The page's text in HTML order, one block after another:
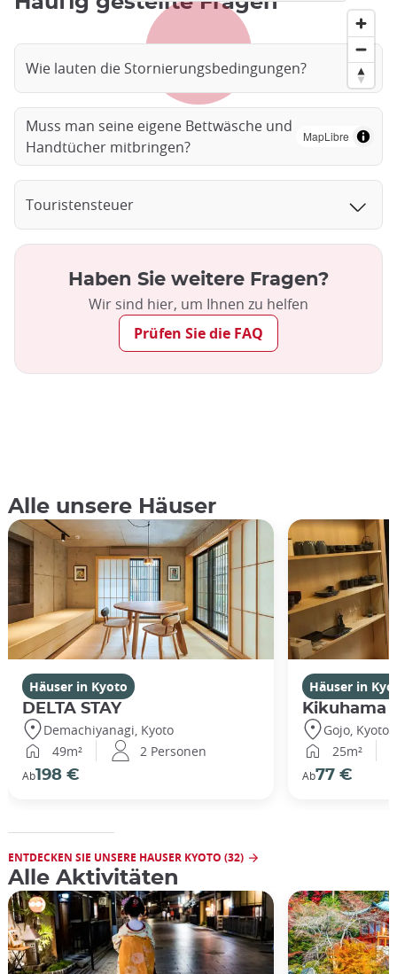
MapLibre
Wie lauten die Stornierungsbedingungen?
Muss man seine eigene Bettwäsche und
Handtücher mitbringen?
Touristensteuer
Haben Sie weitere Fragen?
Wir sind hier, um Ihnen zu helfen
Prüfen Sie die FAQ
Alle unsere Häuser
Häuser in Kyoto
DELTA STAY
Demachiyanagi, Kyoto
49m²
2 Personen
Ab198 €
Häuser in
Kikuhama
Gojo, Kyoto
25m²
Ab77 €
ENTDECKEN SIE UNSERE HAUSER KYOTO (32)
Alle Aktivitäten